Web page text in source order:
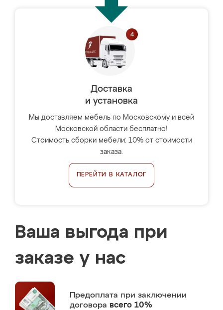
Доставка
и установка
Мы доставляем мебель по Московскому и всей
Московской области бесплатно!
Стоимость сборки мебели: 10% от стоимости
заказа.
ПЕРЕЙТИ В КАТАЛОГ
Ваша выгода при
заказе у нас
Предоплата при заключении
договора всего 10%